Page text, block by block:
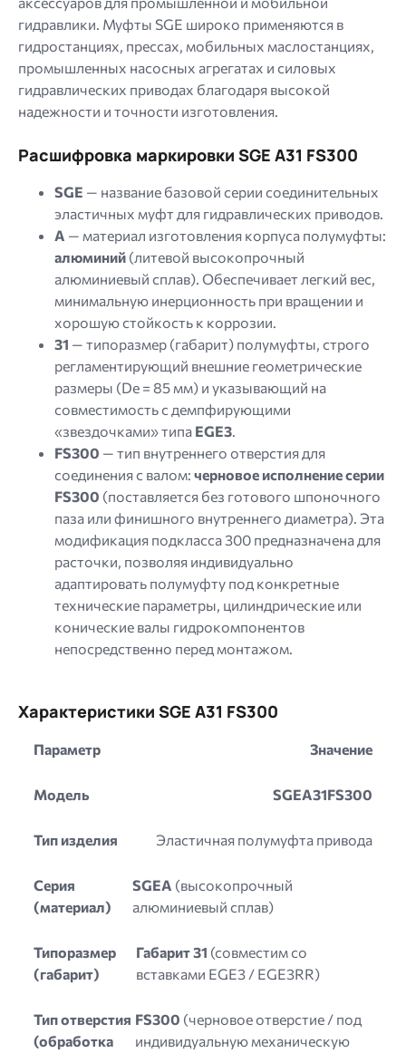
гидравлики. Муфты SGE широко применяются в
гидростанциях, прессах, мобильных маслостанциях,
промышленных насосных агрегатах и ​​силовых
гидравлических приводах благодаря высокой
надежности и точности изготовления.
Расшифровка маркировки SGE A31 FS300
SGE — название базовой серии соединительных
эластичных муфт для гидравлических приводов.
A — материал изготовления корпуса полумуфты:
алюминий (литевой высокопрочный
алюминиевый сплав). Обеспечивает легкий вес,
минимальную инерционность при вращении и
хорошую стойкость к коррозии.
31 — типоразмер (габарит) полумуфты, строго
регламентирующий внешние геометрические
размеры (De = 85 мм) и указывающий на
совместимость с демпфирующими
«звездочками» типа EGE3.
FS300 — тип внутреннего отверстия для
соединения с валом: черновое исполнение серии
FS300 (поставляется без готового шпоночного
паза или финишного внутреннего диаметра). Эта
модификация подкласса 300 предназначена для
расточки, позволяя индивидуально
адаптировать полумуфту под конкретные
технические параметры, цилиндрические или
конические валы гидрокомпонентов
непосредственно перед монтажом.
Характеристики SGE A31 FS300
Параметр Значение
Модель SGEA31FS300
Тип изделия Эластичная полумуфта привода
Серия
(материал)
SGEA (высокопрочный
алюминиевый сплав)
Типоразмер
(габарит)
Габарит 31 (совместим со
вставками EGE3 / EGE3RR)
Тип отверстия
(обработка
FS300 (черновое отверстие / под
индивидуальную механическую